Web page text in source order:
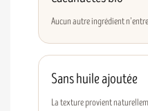
Aucun autre ingrédient
Sans huile ajoutée
La texture provient